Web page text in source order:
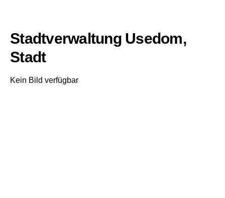
Stadtverwaltung Usedom,
Stadt
Kein Bild verfügbar